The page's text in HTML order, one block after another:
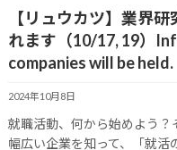
【リュウカツ】業界
れます（10/17, 19）
companies will be held.
2024年10月8日
就職活動、何から始めよう？
幅広い企業を知って、「就活